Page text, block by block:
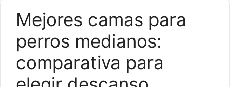
Mejores camas para
perros medianos:
comparativa para